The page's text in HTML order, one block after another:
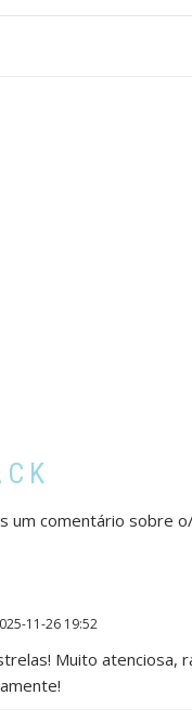
um comentário sobre
11-26 19:52
Muito atenciosa,